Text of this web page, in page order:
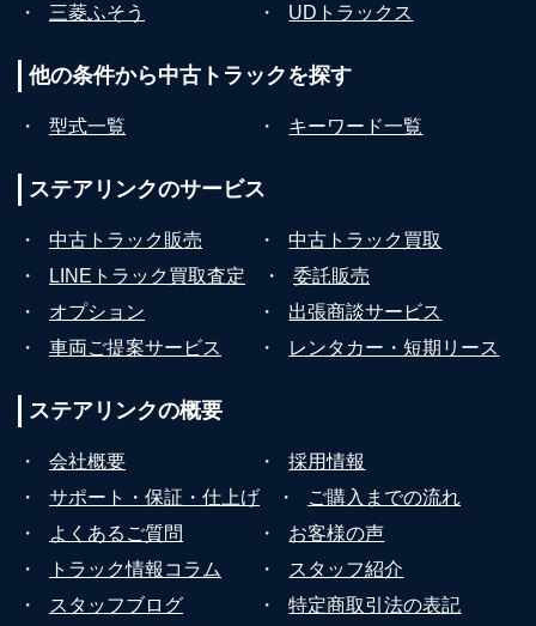
・
三菱ふそう ・ UDトラックス
他の条件から中古トラックを探す
・ 型式一覧 ・ キーワード一覧
ステアリンクのサービス
・ 中古トラック販売 ・
中古トラック買取
・
LINEトラック買取査定 ・
委託販売
・
オプション ・
出張商談サービス
・
車両ご提案サービス ・ レンタカー・短期リース
ステアリンクの概要
・ 会社概要 ・
採用情報
・
サポート・保証・仕上げ ・
ご購入までの流れ
・
よくあるご質問 ・
お客様の声
・
トラック情報コラム ・
スタッフ紹介
・
スタッフブログ ・
特定商取引法の表記